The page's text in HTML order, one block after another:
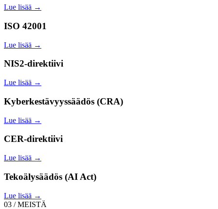
Lue lisää →
ISO 42001
Lue lisää →
NIS2-direktiivi
Lue lisää →
Kyberkestävyyssäädös (CRA)
Lue lisää →
CER-direktiivi
Lue lisää →
Tekoälysäädös (AI Act)
Lue lisää →
03 / MEISTÄ